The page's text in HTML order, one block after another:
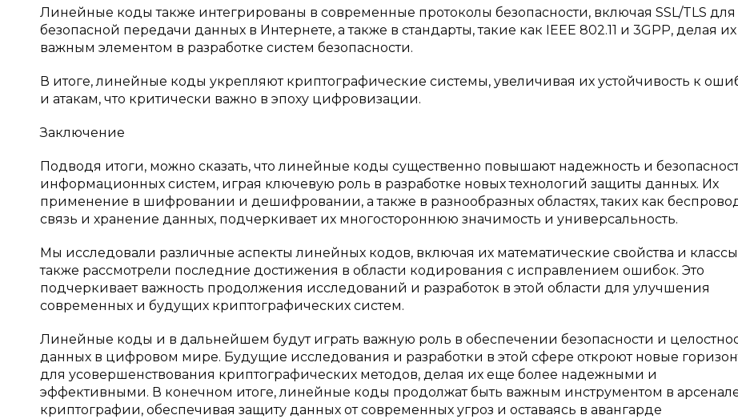
Линейные коды также интегрированы в современные протоколы безопасности, включая SSL/TLS для
безопасной передачи данных в Интернете, а также в стандарты, такие как IEEE 802.11 и 3GPP, делая их
важным элементом в разработке систем безопасности.
В итоге, линейные коды укрепляют криптографические системы, увеличивая их устойчивость к
и атакам, что критически важно в эпоху цифровизации.
Заключение
Подводя итоги, можно сказать, что линейные коды существенно повышают надежность и
информационных систем, играя ключевую роль в разработке новых технологий защиты данных. Их
применение в шифровании и дешифровании, а также в разнообразных областях, таких как
связь и хранение данных, подчеркивает их многостороннюю значимость и универсальность.
Мы исследовали различные аспекты линейных кодов, включая их математические свойства и
также рассмотрели последние достижения в области кодирования с исправлением ошибок. Это
подчеркивает важность продолжения исследований и разработок в этой области для улучшения
современных и будущих криптографических систем.
Линейные коды и в дальнейшем будут играть важную роль в обеспечении безопасности и
данных в цифровом мире. Будущие исследования и разработки в этой сфере откроют новые
для усовершенствования криптографических методов, делая их еще более надежными и
эффективными. В конечном итоге, линейные коды продолжат быть важным инструментом в
криптографии, обеспечивая защиту данных от современных угроз и оставаясь в авангарде